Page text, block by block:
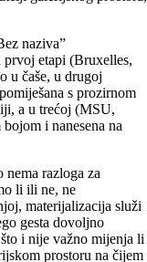
naziva”
prvoj etapi (Bruxelles,
u čaše, u drugoj
s prozirnom
a u trećoj (MSU,
i nanesena na
razloga za
li ili ne, ne
materijalizacija služi
gesta dovoljno
i nije važno mijenja li
prostoru na čijem